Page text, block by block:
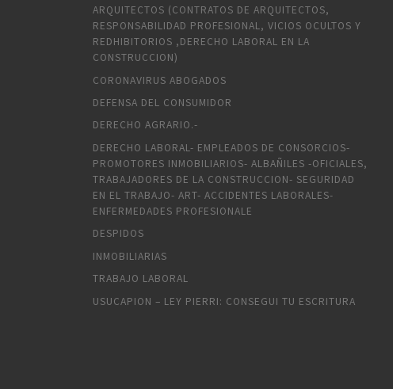
ARQUITECTOS (CONTRATOS DE ARQUITECTOS,
RESPONSABILIDAD PROFESIONAL, VICIOS OCULTOS Y
REDHIBITORIOS ,DERECHO LABORAL EN LA
CONSTRUCCION)
CORONAVIRUS ABOGADOS
DEFENSA DEL CONSUMIDOR
DERECHO AGRARIO.-
DERECHO LABORAL- EMPLEADOS DE CONSORCIOS-
PROMOTORES INMOBILIARIOS- ALBAÑILES -OFICIALES,
TRABAJADORES DE LA CONSTRUCCION- SEGURIDAD
EN EL TRABAJO- ART- ACCIDENTES LABORALES-
ENFERMEDADES PROFESIONALE
DESPIDOS
INMOBILIARIAS
TRABAJO LABORAL
USUCAPION – LEY PIERRI: CONSEGUI TU ESCRITURA